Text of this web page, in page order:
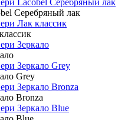
Серебряный лак
Grey
Bronza